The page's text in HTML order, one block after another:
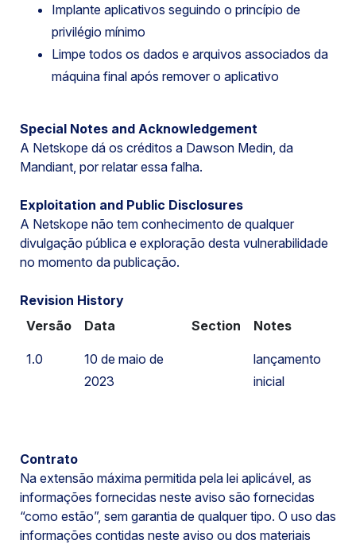
Implante aplicativos seguindo o princípio de
privilégio mínimo
Limpe todos os dados e arquivos associados da
máquina final após remover o aplicativo
Special Notes and Acknowledgement
A Netskope dá os créditos a Dawson Medin, da
Mandiant, por relatar essa falha.
Exploitation and Public Disclosures
A Netskope não tem conhecimento de qualquer
divulgação pública e exploração desta vulnerabilidade
no momento da publicação.
Revision History
Versão
Data Section Notes
1.0
10 de maio de
2023
lançamento
inicial
Contrato
Na extensão máxima permitida pela lei aplicável, as
informações fornecidas neste aviso são fornecidas
“como estão”, sem garantia de qualquer tipo. O uso das
informações contidas neste aviso ou dos materiais